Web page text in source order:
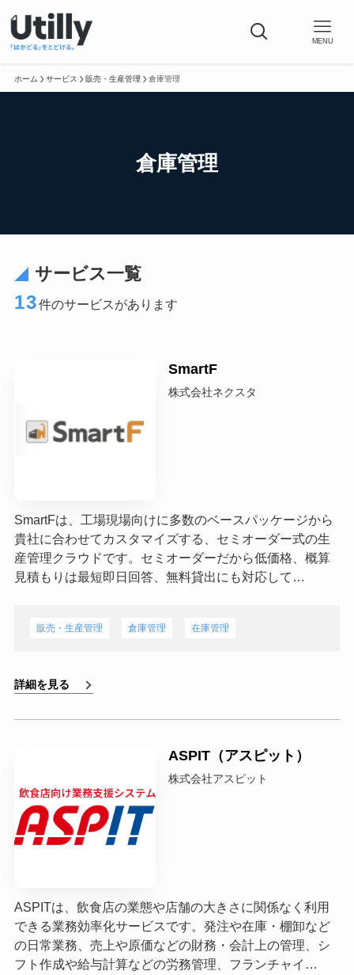
MENU
ホーム サービス 販売・生産管理 倉庫管理
倉庫管理
サービス一覧
13件のサービスがあります
SmartF
株式会社ネクスタ
SmartFは、工場現場向けに多数のベースパッケージから
貴社に合わせてカスタマイズする、セミオーダー式の生
産管理クラウドです。セミオーダーだから低価格、概算
見積もりは最短即日回答、無料貸出にも対応して…
販売・生産管理 倉庫管理 在庫管理
詳細を見る
ASPIT（アスピット）
株式会社アスピット
ASPITは、飲食店の業態や店舗の大きさに関係なく利用
できる業務効率化サービスです。発注や在庫・棚卸など
の日常業務、売上や原価などの財務・会計上の管理、シ
フト作成や給与計算などの労務管理、フランチャイ…